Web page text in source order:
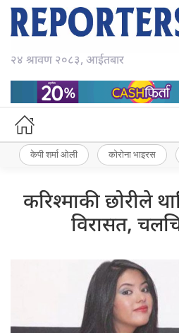
२४ श्रावण २०८३, आईतबार
केपी शर्मा ओली कोरोना भाइरस
करिश्माकी छोरीले
विरासत,